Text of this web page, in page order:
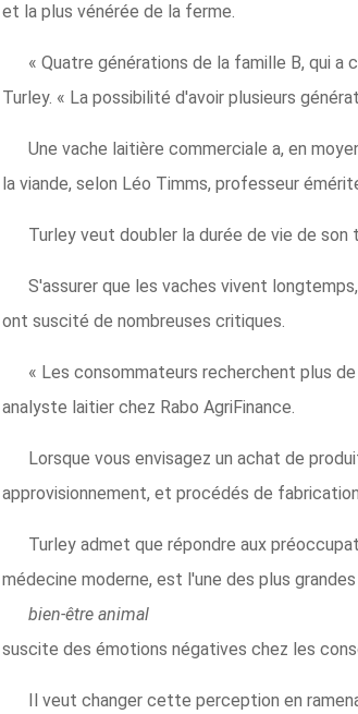
et la plus vénérée de la ferme.
« Quatre générations de la famille B, qui
Turley. « La possibilité d'avoir plusieurs
Une vache laitière commerciale a, en
la viande, selon Léo Timms, professeur
Turley veut doubler la durée de vie de son
S'assurer que les vaches vivent
ont suscité de nombreuses critiques.
« Les consommateurs recherchent plus
analyste laitier chez Rabo AgriFinance.
Lorsque vous envisagez un achat de
approvisionnement, et procédés de
Turley admet que répondre aux
médecine moderne, est l'une des plus
bien-être animal
suscite des émotions négatives chez les
Il veut changer cette perception en